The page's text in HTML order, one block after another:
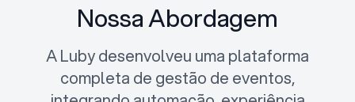
Nossa Abordagem
A Luby desenvolveu uma plataforma
completa de gestão de eventos,